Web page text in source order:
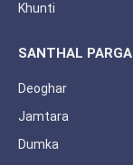
Khunti
SANTHAL
Deoghar
Jamtara
Dumka